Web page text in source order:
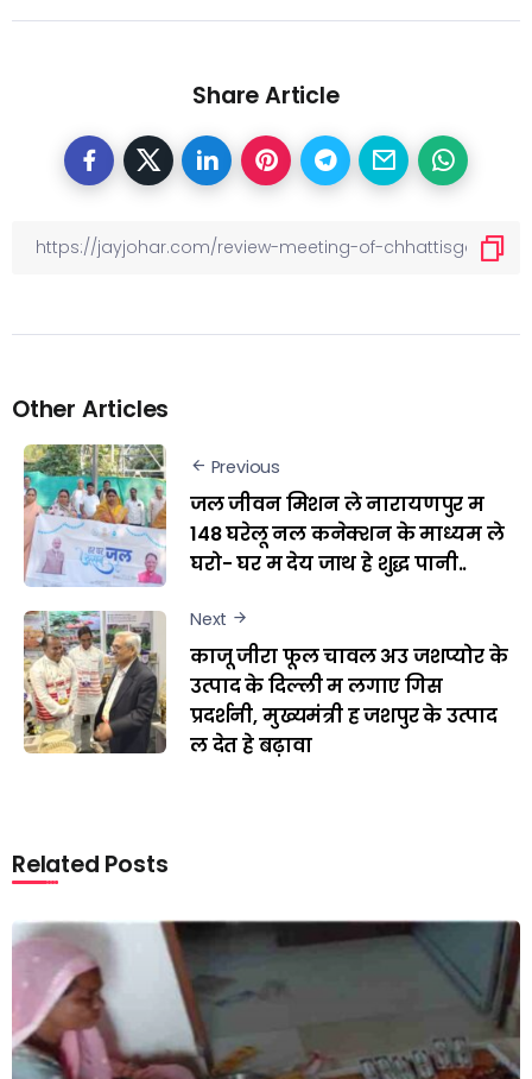
Share Article
Other Articles
Previous
जल जीवन मिशन ले नारायणपुर म
148 घरेलू नल कनेक्शन के माध्यम ले
घरो- घर म देय जाथ हे शुद्ध पानी..
Next
काजू जीरा फूल चावल अउ जशप्योर के
उत्पाद के दिल्ली म लगाए गिस
प्रदर्शनी, मुख्यमंत्री ह जशपुर के उत्पाद
ल देत हे बढ़ावा
Related Posts